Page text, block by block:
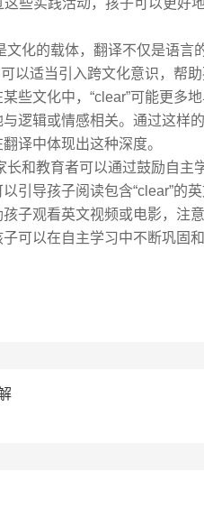
些实践活动，孩子可以更好
化的载体，翻译不仅是语言
以适当引入跨文化意识，帮
些文化中，“clear”可能更多
逻辑或情感相关。通过这样
译中体现出这种深度。
和教育者可以通过鼓励自主
引导孩子阅读包含“clear”的
子观看英文视频或电影，注意
可以在自主学习中不断巩固